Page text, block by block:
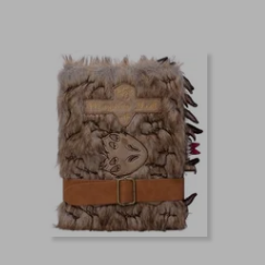
45%
dcto. $ 18.17